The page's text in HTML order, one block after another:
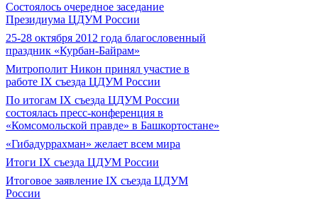
Состоялось очередное заседание
Президиума ЦДУМ России
25-28 октября 2012 года благословенный
праздник «Курбан-Байрам»
Митрополит Никон принял участие в
работе IX съезда ЦДУМ России
По итогам IX съезда ЦДУМ России
состоялась пресс-конференция в
«Комсомольской правде» в Башкортостане»
«Гибадуррахман» желает всем мира
Итоги IX cъезда ЦДУМ России
Итоговое заявление IX съезда ЦДУМ
России